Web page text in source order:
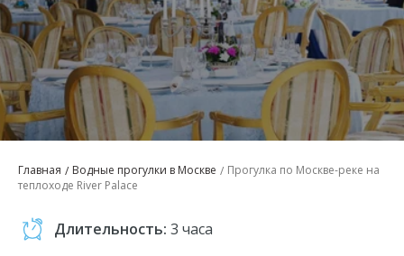
Главная Водные прогулки в Москве
Прогулка по Москве-реке на
теплоходе River Palace
Длительность: 3 часа